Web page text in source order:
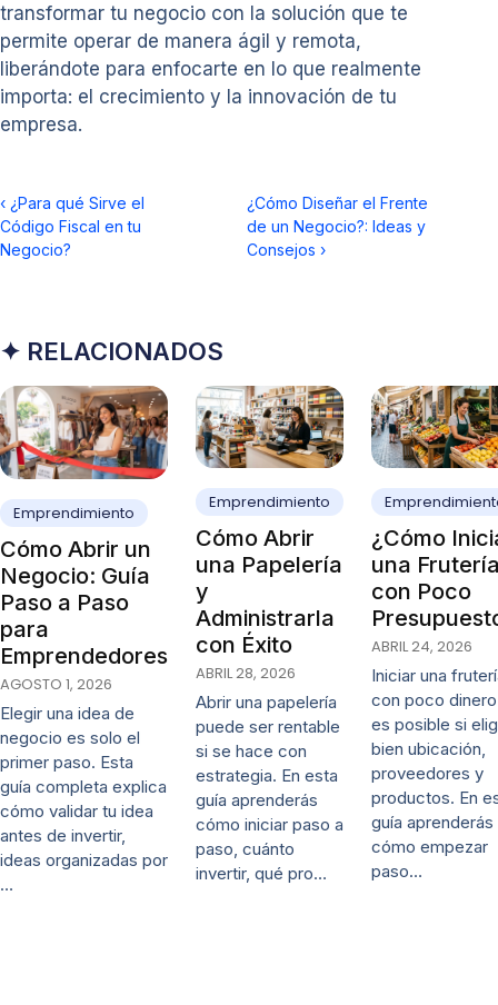
transformar tu negocio con la solución que te
permite operar de manera ágil y remota,
liberándote para enfocarte en lo que realmente
importa: el crecimiento y la innovación de tu
empresa.
‹ ¿Para qué Sirve el
Código Fiscal en tu
Negocio?
¿Cómo Diseñar el Frente
de un Negocio?: Ideas y
Consejos ›
✦ RELACIONADOS
Emprendimiento
Cómo Abrir un
Negocio: Guía
Paso a Paso
para
Emprendedores
AGOSTO 1, 2026
Elegir una idea de
negocio es solo el
primer paso. Esta
guía completa explica
cómo validar tu idea
antes de invertir,
ideas organizadas por
…
Emprendimiento
Cómo Abrir
una Papelería
y
Administrarla
con Éxito
ABRIL 28, 2026
Abrir una papelería
puede ser rentable
si se hace con
estrategia. En esta
guía aprenderás
cómo iniciar paso a
paso, cuánto
invertir, qué pro…
¿Cómo
una
con Poco
ABRIL 24, 2026
Iniciar una
con poco dinero
es posible si
bien ubicación,
proveedores y
productos. En
guía aprenderás
cómo empezar
paso…